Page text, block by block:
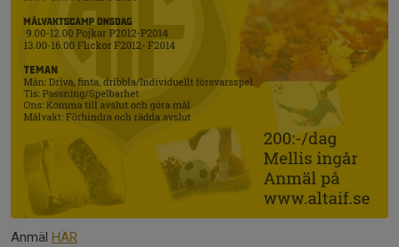
Anmäl HÄR